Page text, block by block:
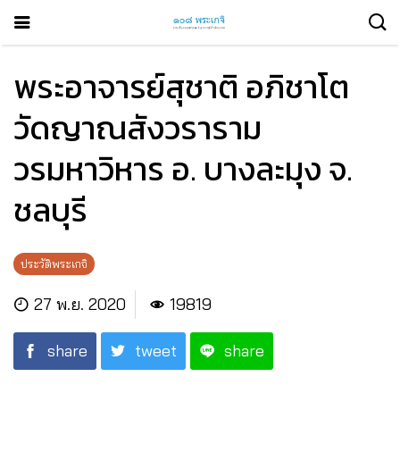
พระอาจารย์สุชาติ อภิชาโต
วัดญาณสังวราราม
วรมหาวิหาร อ. บางละมุง จ.
ชลบุรี
ประวัติพระเกจิ
27 พ.ย. 2020 19819
share tweet share